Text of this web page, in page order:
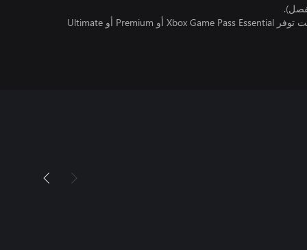
تتطلب اللعبة متعددة اللاعبين عبر الإنترنت توفر Xbox Game Pass Essential أو Premium أو Ultimate